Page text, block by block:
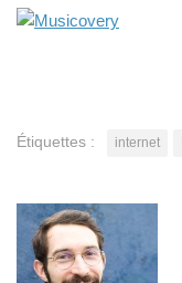
Étiquettes : internet